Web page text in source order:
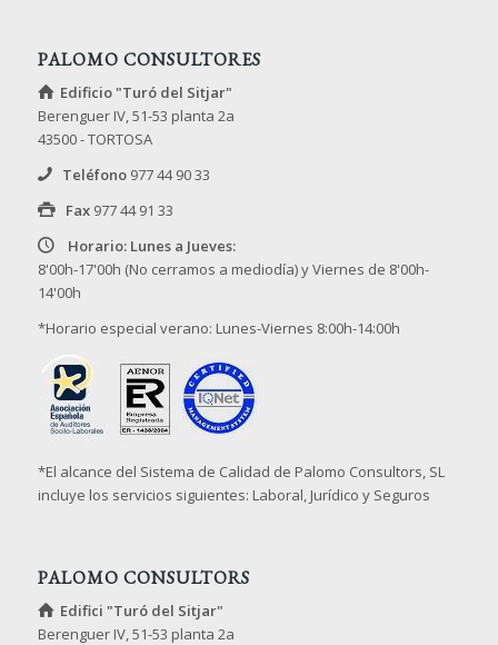
PALOMO CONSULTORES
Edificio "Turó del Sitjar"
Berenguer IV, 51-53 planta 2a
43500 - TORTOSA
Teléfono 977 44 90 33
Fax 977 44 91 33
Horario: Lunes a Jueves:
8'00h-17'00h (No cerramos a mediodía) y Viernes de 8'00h-
14'00h
*Horario especial verano: Lunes-Viernes 8:00h-14:00h
*El alcance del Sistema de Calidad de Palomo Consultors, SL
incluye los servicios siguientes: Laboral, Jurídico y Seguros
PALOMO CONSULTORS
Edifici "Turó del Sitjar"
Berenguer IV, 51-53 planta 2a